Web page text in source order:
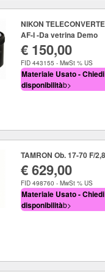
NIKON TELECONVERTER
AF-I -Da vetrina Demo
€ 150,00
FID 443155 - MwSt % US
Materiale Usato -
disponibilitàb>
TAMRON Ob. 17-70 F/
€ 629,00
FID 498760 - MwSt % US
Materiale Usato -
disponibilitàb>